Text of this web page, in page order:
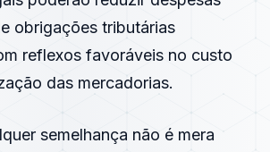
obrigações tributárias
reflexos favoráveis no custo
das mercadorias.
semelhança não é mera